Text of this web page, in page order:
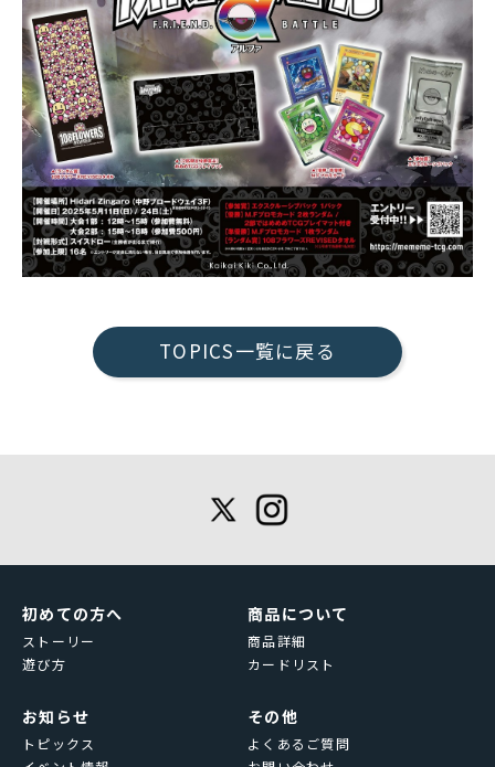
TOPICS一覧に戻る
初めての方へ
ストーリー
遊び方
商品について
商品詳細
カードリスト
お知らせ
トピックス
その他
よくあるご質問